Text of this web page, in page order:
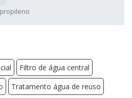
Filtro de água central
Tratamento água de reuso